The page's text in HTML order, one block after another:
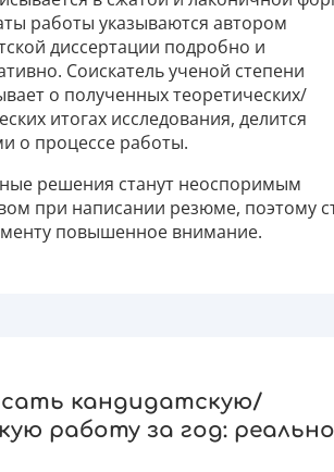
работы указываются автором
диссертации подробно и
Соискатель ученой степени
о полученных теоретических/
итогах исследования, делится
о процессе работы.
решения станут неоспоримым
при написании резюме, поэтому
повышенное внимание.
кандидатскую/
работу за год: